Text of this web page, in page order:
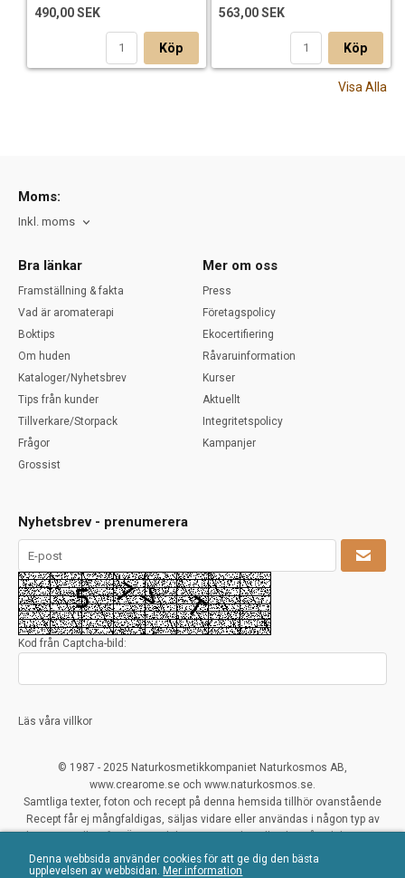
Denna webbsida använder cookies för att ge dig den bästa
upplevelsen av webbsidan.Mer information
490,00 SEK
Köp
563,00 SEK
Köp
Visa Alla
Moms:
Inkl. moms
Bra länkar
Framställning & fakta
Vad är aromaterapi
Boktips
Om huden
Kataloger/Nyhetsbrev
Tips från kunder
Tillverkare/Storpack
Frågor
Grossist
Mer om oss
Press
Företagspolicy
Ekocertifiering
Råvaruinformation
Kurser
Aktuellt
Integritetspolicy
Kampanjer
Nyhetsbrev - prenumerera
Kod från Captcha-bild:
Läs våra villkor
© 1987 - 2025 Naturkosmetikkompaniet Naturkosmos AB,
www.crearome.se och www.naturkosmos.se.
Samtliga texter, foton och recept på denna hemsida tillhör ovanstående
Recept får ej mångfaldigas, säljas vidare eller användas i någon typ av
All Rights Reserved